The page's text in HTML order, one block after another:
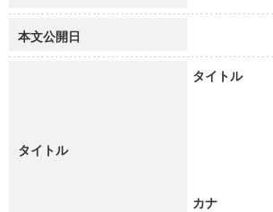
本文公開日
タイトル
タイトル
カナ